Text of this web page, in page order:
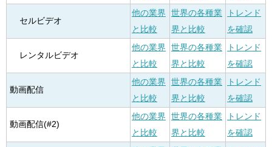
セルビデオ
他の業界
と比較
世界の各種業
界と比較
トレンド
を確認
レンタルビデオ
他の業界
と比較
世界の各種業
界と比較
トレンド
を確認
動画配信
他の業界
と比較
世界の各種業
界と比較
トレンド
を確認
動画配信(#2)
他の業界
と比較
世界の各種業
界と比較
トレンド
を確認